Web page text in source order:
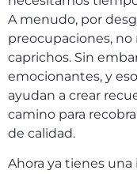
A menudo, por
preocupaciones,
caprichos. Sin
emocionantes, y
ayudan a crear
camino para
de calidad.
Ahora ya tienes